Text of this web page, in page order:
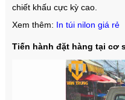
chiết khấu cực kỳ cao.
Xem thêm: In túi nilon giá rẻ
Tiến hành đặt hàng tại cơ